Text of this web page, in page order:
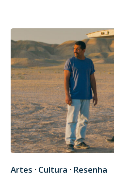
Artes · Cultura · Resenha